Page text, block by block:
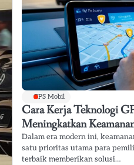
GPS Mobil
Cara Kerja Teknologi
Meningkatkan
Dalam era modern ini,
satu prioritas utama para
terbaik memberikan solusi…